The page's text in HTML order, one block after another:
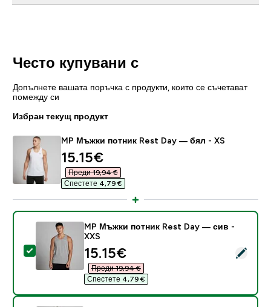
Често купувани с
Допълнете вашата поръчка с продукти, които се съчетават
помежду си
Избран текущ продукт
MP Мъжки потник Rest Day — бял - XS
discounted price
15.15€‎
Преди 19,94 €‎
Спестете 4,79 €‎
Select this product - MP Мъжки потник Rest Day —
MP Мъжки потник Rest Day — сив -
XXS
discounted price
15.15€‎
Преди 19,94 €‎
Спестете 4,79 €‎